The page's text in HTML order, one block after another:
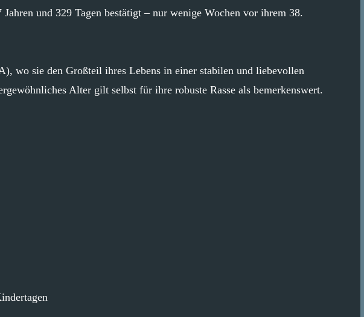
und 329 Tagen bestätigt – nur wenige Wochen vor ihrem 38.
wo sie den Großteil ihres Lebens in einer stabilen und liebevollen
Alter gilt selbst für ihre robuste Rasse als bemerkenswert.